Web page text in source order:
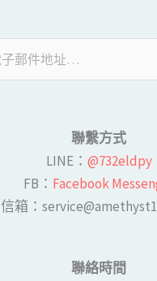
聯繫方式
LINE​： @732eldpy
FB：​ Facebook
信箱：
聯絡時間